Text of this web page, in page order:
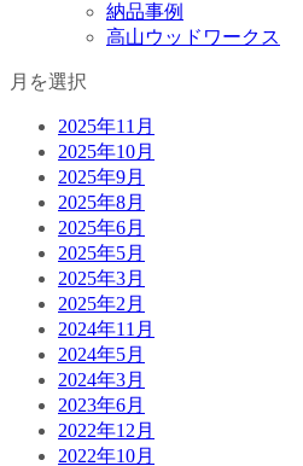
納品事例
高山ウッドワークス
月を選択
2025年11月
2025年10月
2025年9月
2025年8月
2025年6月
2025年5月
2025年3月
2025年2月
2024年11月
2024年5月
2024年3月
2023年6月
2022年12月
2022年10月